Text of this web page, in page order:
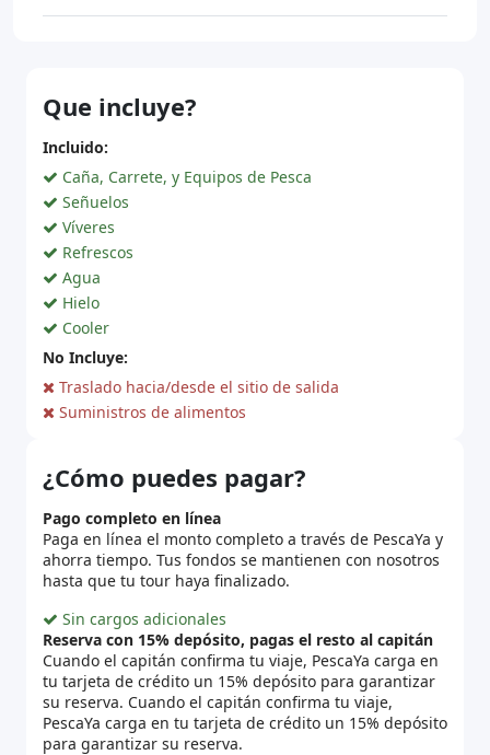
Que incluye?
Incluido:
Caña, Carrete, y Equipos de Pesca
Señuelos
Víveres
Refrescos
Agua
Hielo
Cooler
No Incluye:
Traslado hacia/desde el sitio de salida
Suministros de alimentos
¿Cómo puedes pagar?
Pago completo en línea
Paga en línea el monto completo a través de PescaYa y
ahorra tiempo. Tus fondos se mantienen con nosotros
hasta que tu tour haya finalizado.
Sin cargos adicionales
Reserva con 15% depósito, pagas el resto al capitán
Cuando el capitán confirma tu viaje, PescaYa carga en
tu tarjeta de crédito un 15% depósito para garantizar
su reserva. Cuando el capitán confirma tu viaje,
PescaYa carga en tu tarjeta de crédito un 15% depósito
para garantizar su reserva.